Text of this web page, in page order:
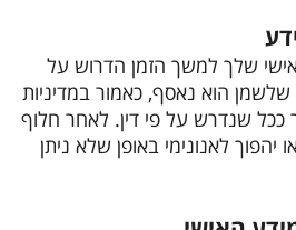
שלך למשך הזמן הדרוש על
הוא נאסף, כאמור במדיניות
ככל שנדרש על פי דין. לאחר חלוף
יהפוך לאנונימי באופן שלא ניתן